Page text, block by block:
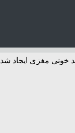
خونی مغزی ایجاد شد